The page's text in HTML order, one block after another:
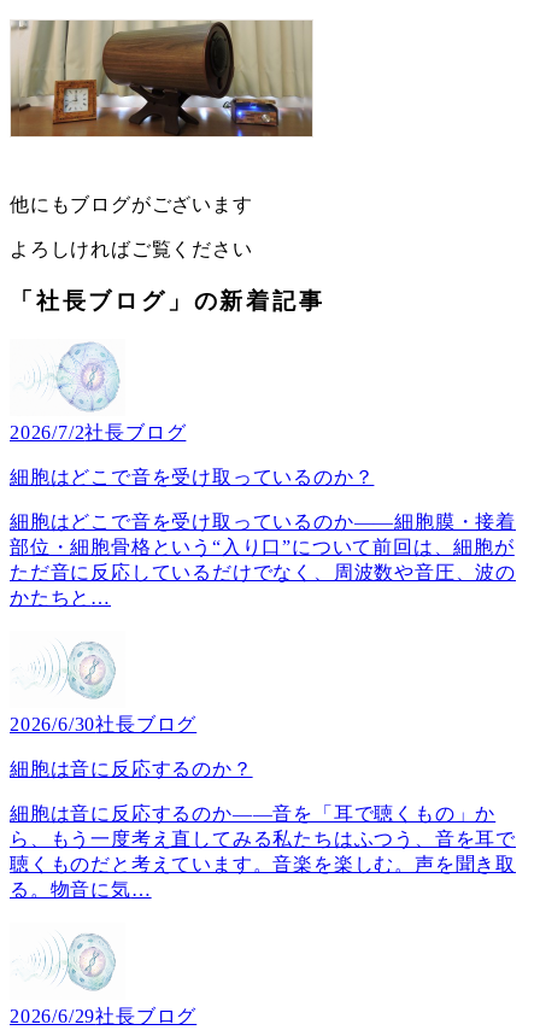
他にもブログがございます
よろしければご覧ください
「社長ブログ」の新着記事
2026/7/2社長ブログ
細胞はどこで音を受け取っているのか？
細胞はどこで音を受け取っているのか――細胞膜・接着
部位・細胞骨格という“入り口”について前回は、細胞が
ただ音に反応しているだけでなく、周波数や音圧、波の
かたちと …
2026/6/30社長ブログ
細胞は音に反応するのか？
細胞は音に反応するのか――音を「耳で聴くもの」か
ら、もう一度考え直してみる私たちはふつう、音を耳で
聴くものだと考えています。音楽を楽しむ。声を聞き取
る。物音に気…
2026/6/29社長ブログ